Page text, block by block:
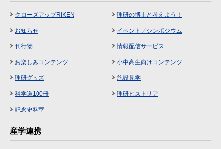
クローズアップRIKEN 理研の博士と考えよう！
お知らせ イベント／シンポジウム
刊行物 情報配信サービス
お楽しみコンテンツ 小中高生向けコンテンツ
理研グッズ 施設見学
科学道100冊 理研ヒストリア
記念史料室
産学連携